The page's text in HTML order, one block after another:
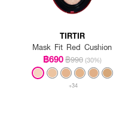
TIRTIR
Mask Fit Red Cushion
฿690฿990 (30%)
+34